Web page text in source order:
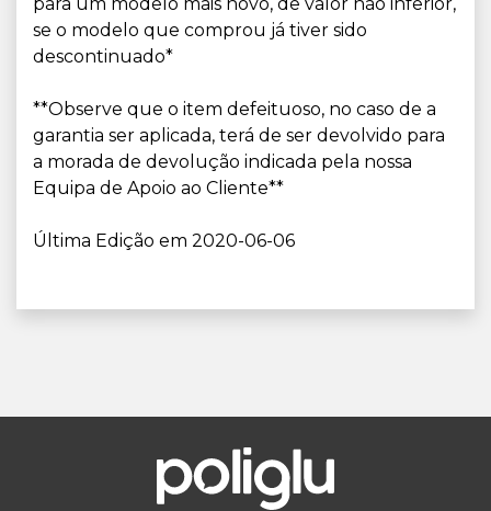
se o modelo que comprou já tiver sido
descontinuado*
**Observe que o item defeituoso, no caso de a
garantia ser aplicada, terá de ser devolvido para
a morada de devolução indicada pela nossa
Equipa de Apoio ao Cliente**
Última Edição em 2020-06-06